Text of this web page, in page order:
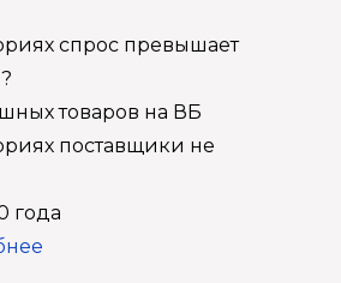
спрос превышает
товаров на ВБ
поставщики не
года